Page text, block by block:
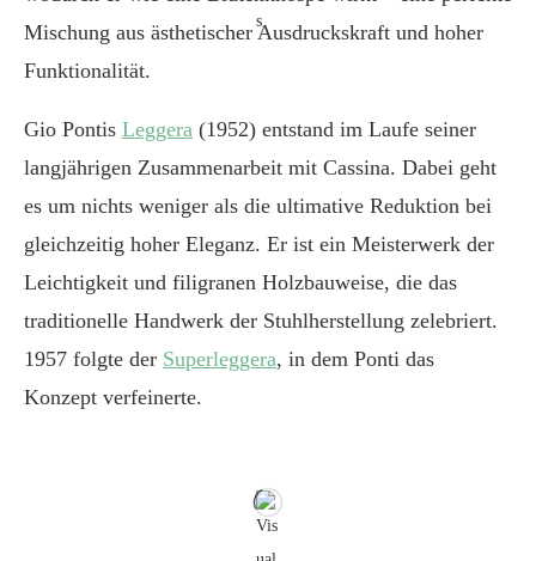
Mischung aus ästhetischer Ausdruckskraft und hoher
Funktionalität.
Gio Pontis Leggera (1952) entstand im Laufe seiner
langjährigen Zusammenarbeit mit Cassina. Dabei geht
es um nichts weniger als die ultimative Reduktion bei
gleichzeitig hoher Eleganz. Er ist ein Meisterwerk der
Leichtigkeit und filigranen Holzbauweise, die das
traditionelle Handwerk der Stuhlherstellung zelebriert.
1957 folgte der Superleggera, in dem Ponti das
Konzept verfeinerte.